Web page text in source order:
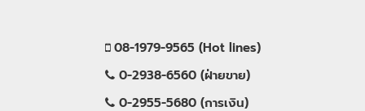
08-1979-9565 (Hot lines)
0-2938-6560 (ฝ่ายขาย)
0-2955-5680 (การเงิน)